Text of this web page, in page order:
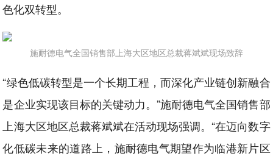
色化双转型。
施耐德电气全国销售部上海大区地区总裁蒋斌斌现场致辞
“绿色低碳转型是一个长期工程，而深化产业链创新融合
是企业实现该目标的关键动力。”施耐德电气全国销售部
上海大区地区总裁蒋斌斌在活动现场强调。“在迈向数字
化低碳未来的道路上，施耐德电气期望作为临港新片区